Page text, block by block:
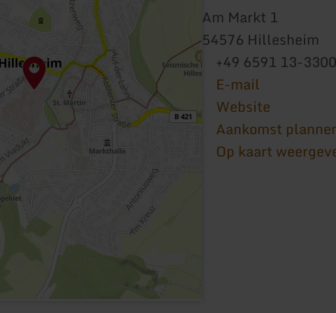
Am Markt 1
54576 Hillesheim
+49 6591 13-3300
E-mail
Website
Aankomst
Op kaart